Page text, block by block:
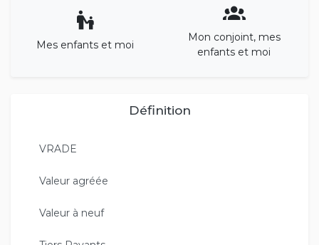
Mes enfants et moi
Mon conjoint, mes
enfants et moi
Définition
VRADE
Valeur agréée
Valeur à neuf